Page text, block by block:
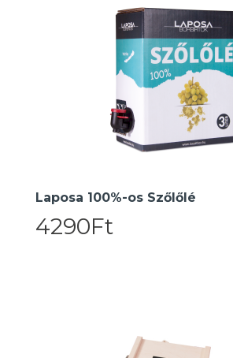
Laposa 100%-os Szőlőlé
4290Ft